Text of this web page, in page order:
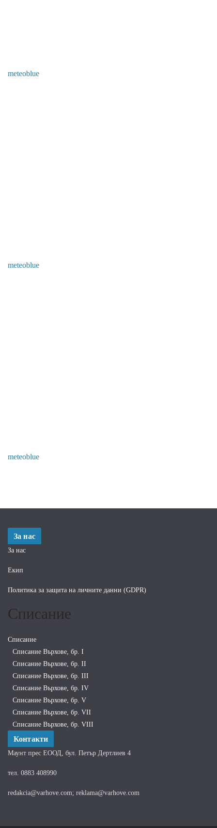
meteoblue
meteoblue
meteoblue
За нас
За нас
Екип
Политика за защита на личните данни (GDPR)
Списание
Списание
Списание Върхове, бр. I
Списание Върхове, бр. II
Списание Върхове, бр. III
Списание Върхове, бр. IV
Списание Върхове, бр. V
Списание Върхове, бр. VII
Списание Върхове, бр. VIII
Контакти
Маунт прес ЕООД, бул. Петър Дертлиев 4
тел. 0883 408990
redakcia@varhove.com; reklama@varhove.com